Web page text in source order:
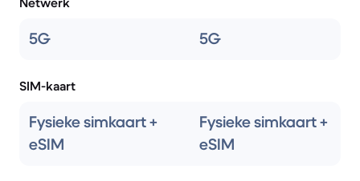
5G 5G
SIM-kaart
Fysieke simkaart +
eSIM
Fysieke simkaart +
eSIM